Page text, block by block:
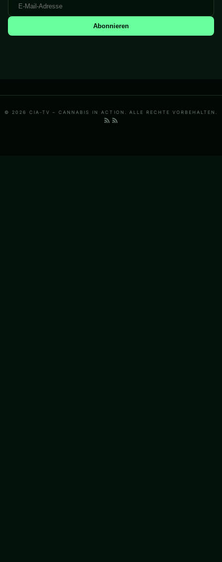
Abonnieren
© 2026 CIA-TV – CANNABIS IN ACTION. ALLE RECHTE VORBEHALTEN.